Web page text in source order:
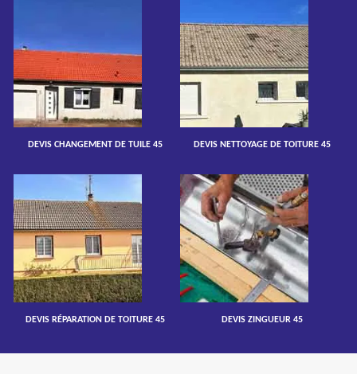
DEVIS CHANGEMENT DE TUILE 45 DEVIS NETTOYAGE DE TOITURE 45
DEVIS RÉPARATION DE TOITURE 45 DEVIS ZINGUEUR 45